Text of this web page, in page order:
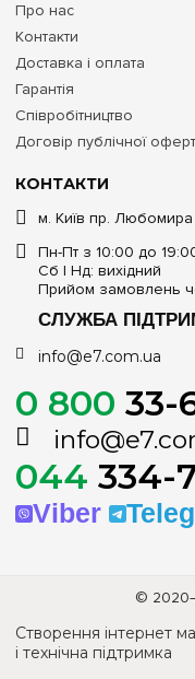
КОНТАКТИ
м. Київ пр. Любомира
Пн-Пт з 10:00 до
Сб | Нд: вихідний
Прийом замовлень
СЛУЖБА
info@e7.com.ua
0 800 33-
044 334-
Viber
Про нас
Контакти
Доставка і оплата
Гарантія
Співробітництво
Договір публічної
©
Створення інтернет
і технічна підтримка